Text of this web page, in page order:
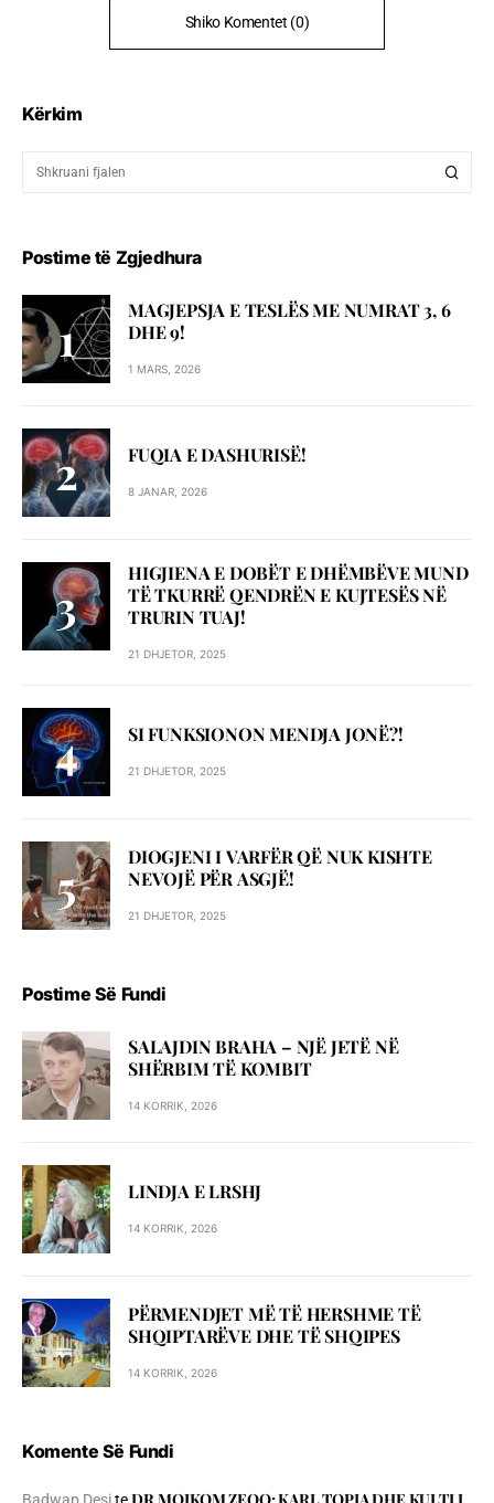
Shiko Komentet (0)
Kërkim
Postime të Zgjedhura
MAGJEPSJA E TESLËS ME NUMRAT 3, 6
DHE 9!
1 MARS, 2026
FUQIA E DASHURISË!
8 JANAR, 2026
HIGJIENA E DOBËT E DHËMBËVE MUND
TË TKURRË QENDRËN E KUJTESËS NË
TRURIN TUAJ!
21 DHJETOR, 2025
SI FUNKSIONON MENDJA JONË?!
21 DHJETOR, 2025
DIOGJENI I VARFËR QË NUK KISHTE
NEVOJË PËR ASGJË!
21 DHJETOR, 2025
Postime Së Fundi
SALAJDIN BRAHA – NJЁ JETЁ NЁ
SHЁRBIM TЁ KOMBIT
14 KORRIK, 2026
LINDJA E LRSHJ
14 KORRIK, 2026
PËRMENDJET MË TË HERSHME TË
SHQIPTARËVE DHE TË SHQIPES
14 KORRIK, 2026
Komente Së Fundi
Badwap DesiteDR.MOIKOM ZEQO: KARL TOPIA DHE KULTI I